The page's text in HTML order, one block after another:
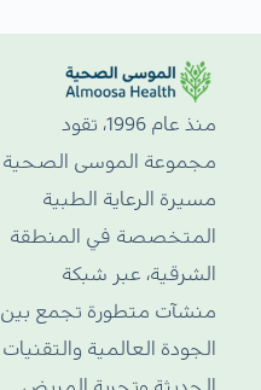
منذ عام 1996، تقود
مجموعة الموسى الصحية
مسيرة الرعاية الطبية
المتخصصة في المنطقة
الشرقية، عبر شبكة
منشآت متطورة تجمع بين
الجودة العالمية والتقنيات